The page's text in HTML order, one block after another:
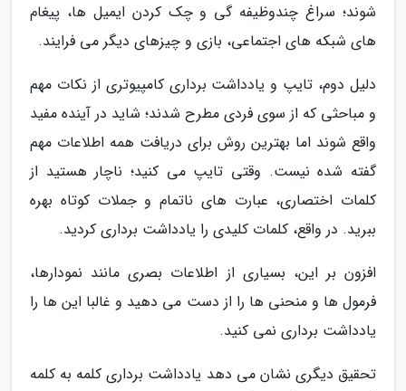
شوند؛ سراغ چندوظیفه گی و چک کردن ایمیل ها، پیغام
های شبکه های اجتماعی، بازی و چیزهای دیگر می فرایند.
دلیل دوم، تایپ و یادداشت برداری کامپیوتری از نکات مهم
و مباحثی که از سوی فردی مطرح شدند؛ شاید در آینده مفید
واقع شوند اما بهترین روش برای دریافت همه اطلاعات مهم
گفته شده نیست. وقتی تایپ می کنید؛ ناچار هستید از
کلمات اختصاری، عبارت های ناتمام و جملات کوتاه بهره
ببرید. در واقع، کلمات کلیدی را یادداشت برداری کردید.
افزون بر این، بسیاری از اطلاعات بصری مانند نمودارها،
فرمول ها و منحنی ها را از دست می دهید و غالبا این ها را
یادداشت برداری نمی کنید.
تحقیق دیگری نشان می دهد یادداشت برداری کلمه به کلمه